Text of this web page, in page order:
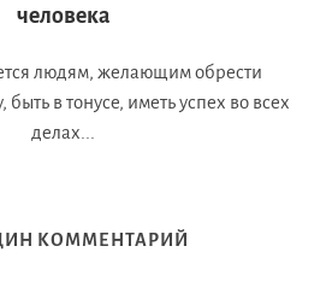
человека
людям, желающим обрести
быть в тонусе, иметь успех во всех
делах...
КОММЕНТАРИЙ